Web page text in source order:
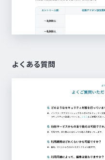
よくある質問